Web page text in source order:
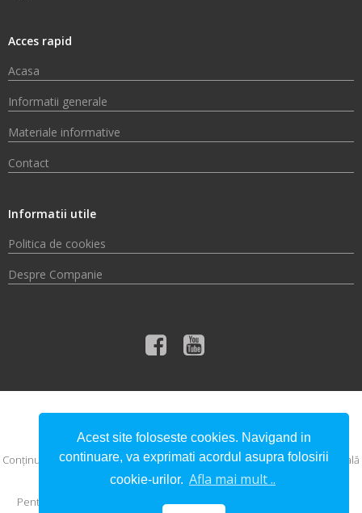
Acces rapid
Acasa
Informatii generale
Materiale informative
Contact
Informatii utile
Politica de cookies
Despre Companie
© 2026 Compania de Apă Someș S.A.
Conţinutul acestui material nu reprezintă în mod obligatoriu poziţia oficială
a Uniunii Europene sau a Guvernului României.
Pentru informaţii detaliate despre celelalte programe cofinanţate de
Acest site foloseste cookies. Navigand in
continuare, va exprimati acordul asupra folosirii
cookie-urilor. Afla mai mult ..